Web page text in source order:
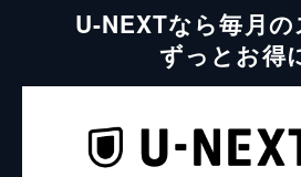
U-NEXTなら毎月
ずっとお得